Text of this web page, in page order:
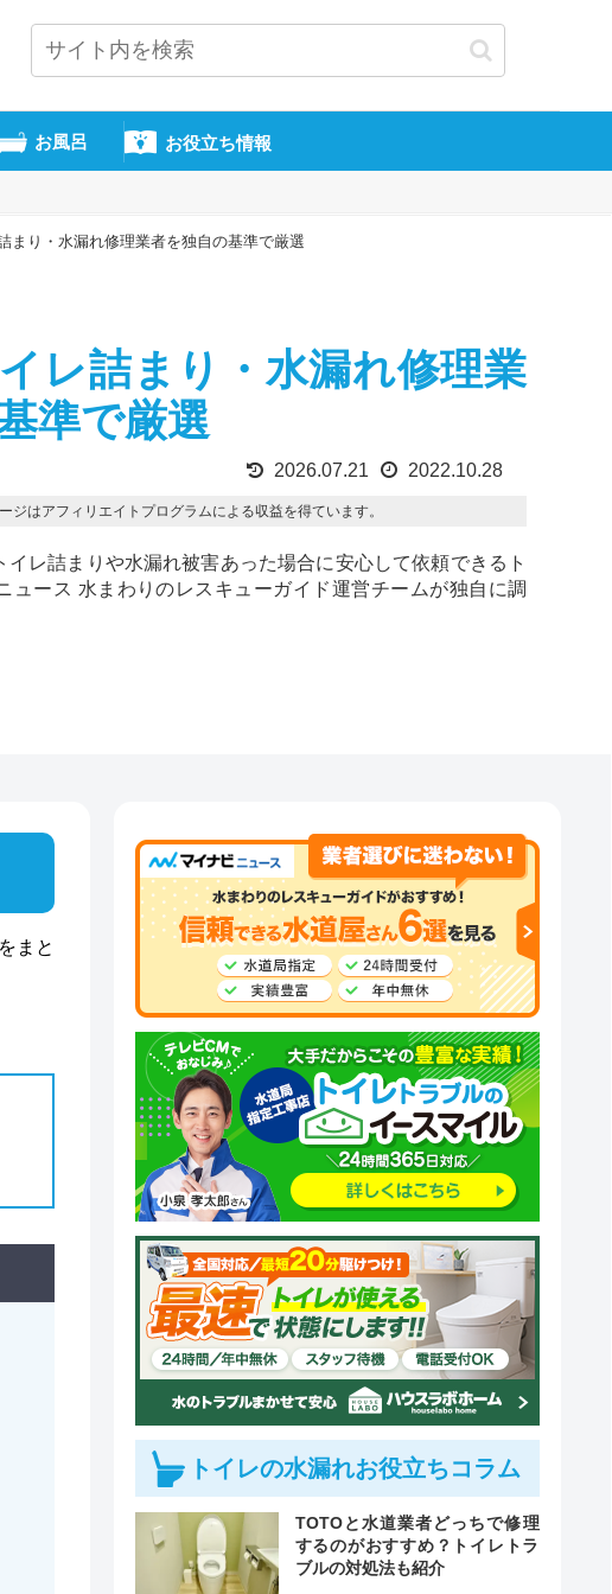
お風呂 お役立ち情報
まり・水漏れ修理業者を独自の基準で厳選
レ詰まり・水漏れ修理業
準で厳選
2026.07.21 2022.10.28
ジはアフィリエイトプログラムによる収益を得ています。
イレ詰まりや水漏れ被害あった場合に安心して依頼できるト
ュース 水まわりのレスキューガイド運営チームが独自に調
まと
トイレの水漏れお役立ちコラム
TOTOと水道業者どっちで修理
するのがおすすめ？トイレトラ
ブルの対処法も紹介